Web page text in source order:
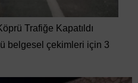
Trafiğe Kapatıldı
belgesel çekimleri için 3